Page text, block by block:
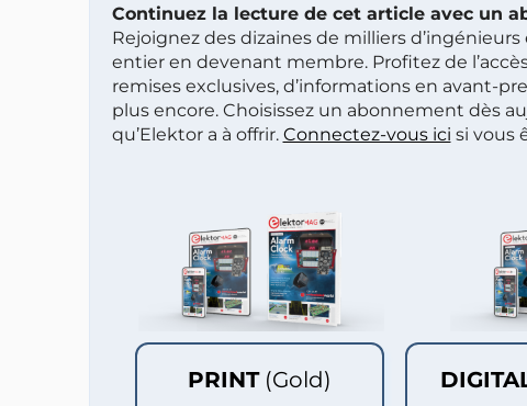
Continuez la lecture de cet article avec un
Rejoignez des dizaines de milliers
entier en devenant membre. Profitez de
remises exclusives, d’informations en avant-
plus encore. Choisissez un abonnement dès
qu’Elektor a à offrir. Connectez-vous ici si vous
PRINT (Gold)